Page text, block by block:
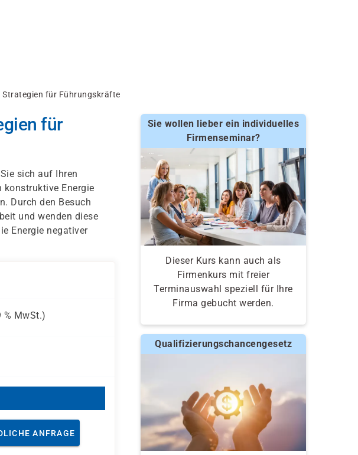
Strategien für Führungskräfte
für
sich auf Ihren
konstruktive Energie
Durch den Besuch
und wenden diese
Energie negativer
% MwSt.)
ANFRAGE
Sie wollen lieber ein individuelles
Firmenseminar?
Dieser Kurs kann auch als
Firmenkurs mit freier
Terminauswahl speziell für Ihre
Firma gebucht werden.
Qualifizierungschancengesetz